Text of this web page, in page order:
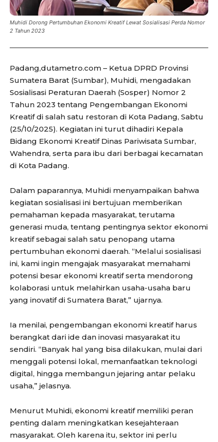
Muhidi Dorong Pertumbuhan Ekonomi Kreatif Lewat Sosialisasi Perda Nomor
2 Tahun 2023
Padang,dutametro.com – Ketua DPRD Provinsi
Sumatera Barat (Sumbar), Muhidi, mengadakan
Sosialisasi Peraturan Daerah (Sosper) Nomor 2
Tahun 2023 tentang Pengembangan Ekonomi
Kreatif di salah satu restoran di Kota Padang, Sabtu
(25/10/2025). Kegiatan ini turut dihadiri Kepala
Bidang Ekonomi Kreatif Dinas Pariwisata Sumbar,
Wahendra, serta para ibu dari berbagai kecamatan
di Kota Padang.
Dalam paparannya, Muhidi menyampaikan bahwa
kegiatan sosialisasi ini bertujuan memberikan
pemahaman kepada masyarakat, terutama
generasi muda, tentang pentingnya sektor ekonomi
kreatif sebagai salah satu penopang utama
pertumbuhan ekonomi daerah. “Melalui sosialisasi
ini, kami ingin mengajak masyarakat memahami
potensi besar ekonomi kreatif serta mendorong
kolaborasi untuk melahirkan usaha-usaha baru
yang inovatif di Sumatera Barat,” ujarnya.
Ia menilai, pengembangan ekonomi kreatif harus
berangkat dari ide dan inovasi masyarakat itu
sendiri. “Banyak hal yang bisa dilakukan, mulai dari
menggali potensi lokal, memanfaatkan teknologi
digital, hingga membangun jejaring antar pelaku
usaha,” jelasnya.
Menurut Muhidi, ekonomi kreatif memiliki peran
penting dalam meningkatkan kesejahteraan
masyarakat. Oleh karena itu, sektor ini perlu